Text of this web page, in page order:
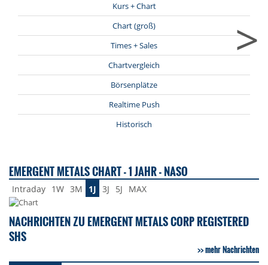
Kurs + Chart
Chart (groß)
Times + Sales
Chartvergleich
Börsenplätze
Realtime Push
Historisch
>
EMERGENT METALS CHART - 1 JAHR - NASO
Intraday 1W 3M 1J 3J 5J MAX
NACHRICHTEN ZU EMERGENT METALS CORP REGISTERED
SHS
mehr Nachrichten